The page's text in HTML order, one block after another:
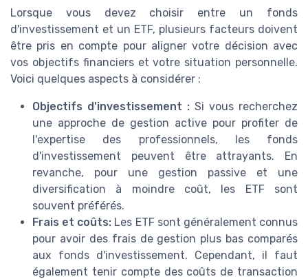
Lorsque vous devez choisir entre un fonds
d'investissement et un ETF, plusieurs facteurs doivent
être pris en compte pour aligner votre décision avec
vos objectifs financiers et votre situation personnelle.
Voici quelques aspects à considérer :
Objectifs d'investissement : Si vous recherchez
une approche de gestion active pour profiter de
l'expertise des professionnels, les fonds
d'investissement peuvent être attrayants. En
revanche, pour une gestion passive et une
diversification à moindre coût, les ETF sont
souvent préférés.
Frais et coûts: Les ETF sont généralement connus
pour avoir des frais de gestion plus bas comparés
aux fonds d'investissement. Cependant, il faut
également tenir compte des coûts de transaction